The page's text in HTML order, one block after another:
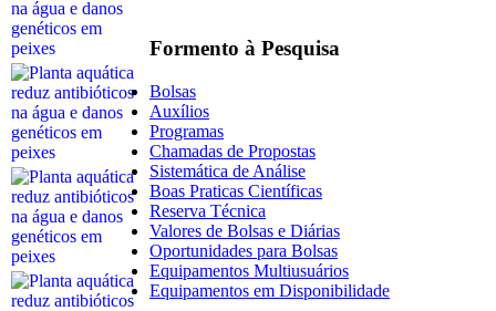
Formento à Pesquisa
Bolsas
Auxílios
Programas
Chamadas de Propostas
Sistemática de Análise
Boas Praticas Científicas
Reserva Técnica
Valores de Bolsas e Diárias
Oportunidades para Bolsas
Equipamentos Multiusuários
Equipamentos em Disponibilidade